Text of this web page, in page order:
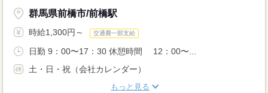
群馬県前橋市/前橋駅
時給1,300円～ 交通費一部支給
日勤 9：00〜17：30 休憩時間 12：00〜...
土・日・祝（会社カレンダー）
もっと見る